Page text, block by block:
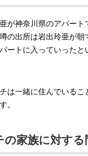
が神奈川県のアパー
の出所は岩出玲亜が
ートに入っていったと
は一緒に住んでいる
。
の家族に対する